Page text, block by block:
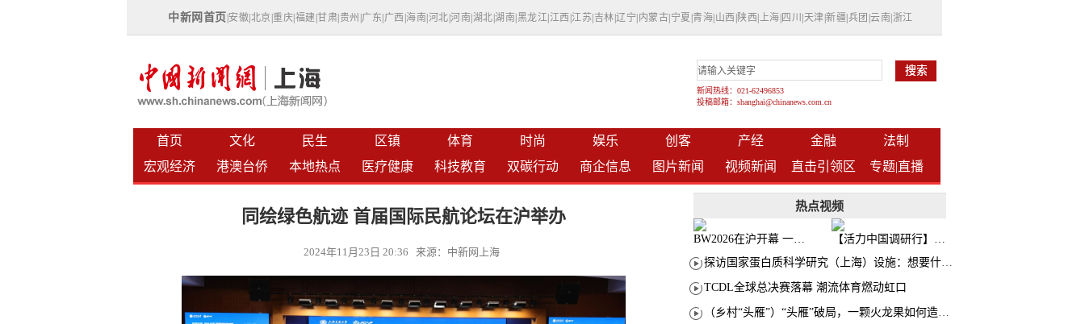
中新网首页 安徽 北京 |重庆 福建 |甘肃 贵州 广东 广西 海南 河北 |河南 湖北 |湖南 黑龙江 江西 江苏 吉林 |辽宁 内蒙古 宁夏 青海 山西 陕西 上海 四川 天津 |新疆 兵团 |云南 浙江
新闻热线：021-62496853
投稿邮箱：shanghai@chinanews.com.cn
首页 文化 民生 区镇 体育 时尚 娱乐 创客 产经 金融
法制
宏观经济
港澳台侨 本地热点 医疗健康 科技教育 双碳行动 商企信息 图片新闻 视频新闻 直击引领区 专题|直播
同绘绿色航迹 首届国际民航论坛在沪举办
2024年11月23日 20:36 来源：中新网上海
热点视频
BW2026在沪开幕 一众次元品牌集中发布全新企划
【活力中国调研行】上海机器人研究院以技术标准撬动长三角智造协同
探访国家蛋白质科学研究（上海）设施：想要什么蛋白 AI直接设计合成
TCDL全球总决赛落幕 潮流体育燃动虹口
（乡村“头雁”）“头雁”破局，一颗火龙果如何造就沪上乡村特色产业化路径